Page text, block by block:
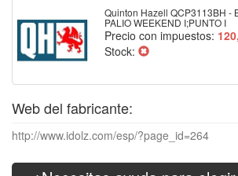
Quinton Hazell QCP3113BH -
PALIO WEEKEND I;PUNTO I
Precio con impuestos:
Stock:
Web del fabricante:
http://www.idolz.com/esp/?page_id=264